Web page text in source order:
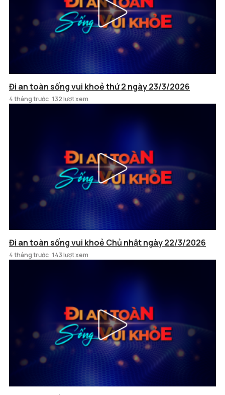
Đi an toàn sống vui khoẻ thứ 2 ngày 23/3/2026
4 tháng trước 132 lượt xem
Đi an toàn sống vui khoẻ Chủ nhật ngày 22/3/2026
4 tháng trước 143 lượt xem